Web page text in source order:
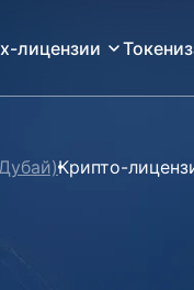
лицензии
Крипто-